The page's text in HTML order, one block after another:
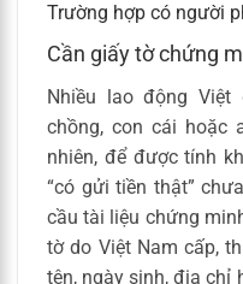
Trường hợp có người
Cần giấy tờ chứng
Nhiều lao động
chồng, con cái hoặc
nhiên, để được tính
“có gửi tiền thật”
cầu tài liệu chứng
tờ do Việt Nam cấp,
tên, ngày sinh, địa chỉ